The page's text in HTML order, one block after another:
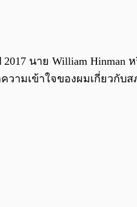
นาย William Hinman
ามเข้าใจของผมเกี่ยวกับ